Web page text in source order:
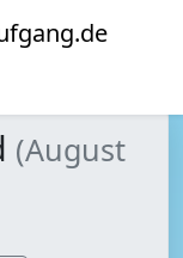
(August